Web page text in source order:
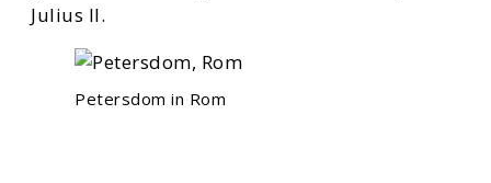
Julius II.
Petersdom in Rom